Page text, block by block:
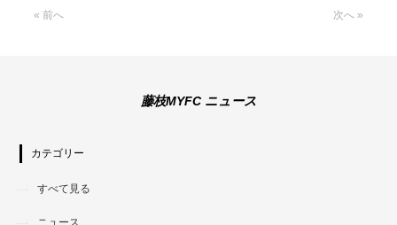
« 前へ 次へ »
藤枝MYFC ニュース
カテゴリー
すべて見る